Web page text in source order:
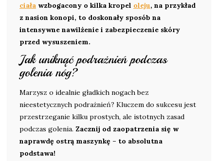
ciała wzbogacony o kilka kropel oleju, na przykład
z nasion konopi, to doskonały sposób na
intensywne nawilżenie i zabezpieczenie skóry
przed wysuszeniem.
Jak uniknąć podrażnień podczas
golenia nóg?
Marzysz o idealnie gładkich nogach bez
nieestetycznych podrażnień? Kluczem do sukcesu jest
przestrzeganie kilku prostych, ale istotnych zasad
podczas golenia. Zacznij od zaopatrzenia się w
naprawdę ostrą maszynkę – to absolutna
podstawa!